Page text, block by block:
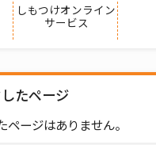
しもつけオンライン
サービス
たページ
ページはありません。